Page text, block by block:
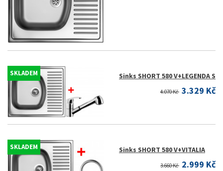
SKLADEM Sinks SHORT 580 V+LEGENDA S
4.070 Kč 3.329 Kč
SKLADEM Sinks SHORT 580 V+VITALIA
3.660 Kč 2.999 Kč